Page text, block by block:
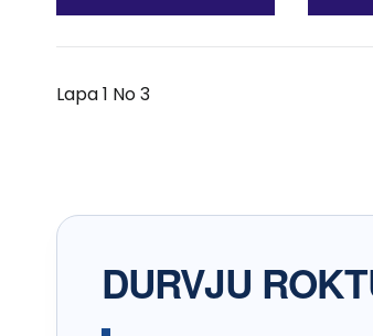
Lapa 1 No 3
DURVJU